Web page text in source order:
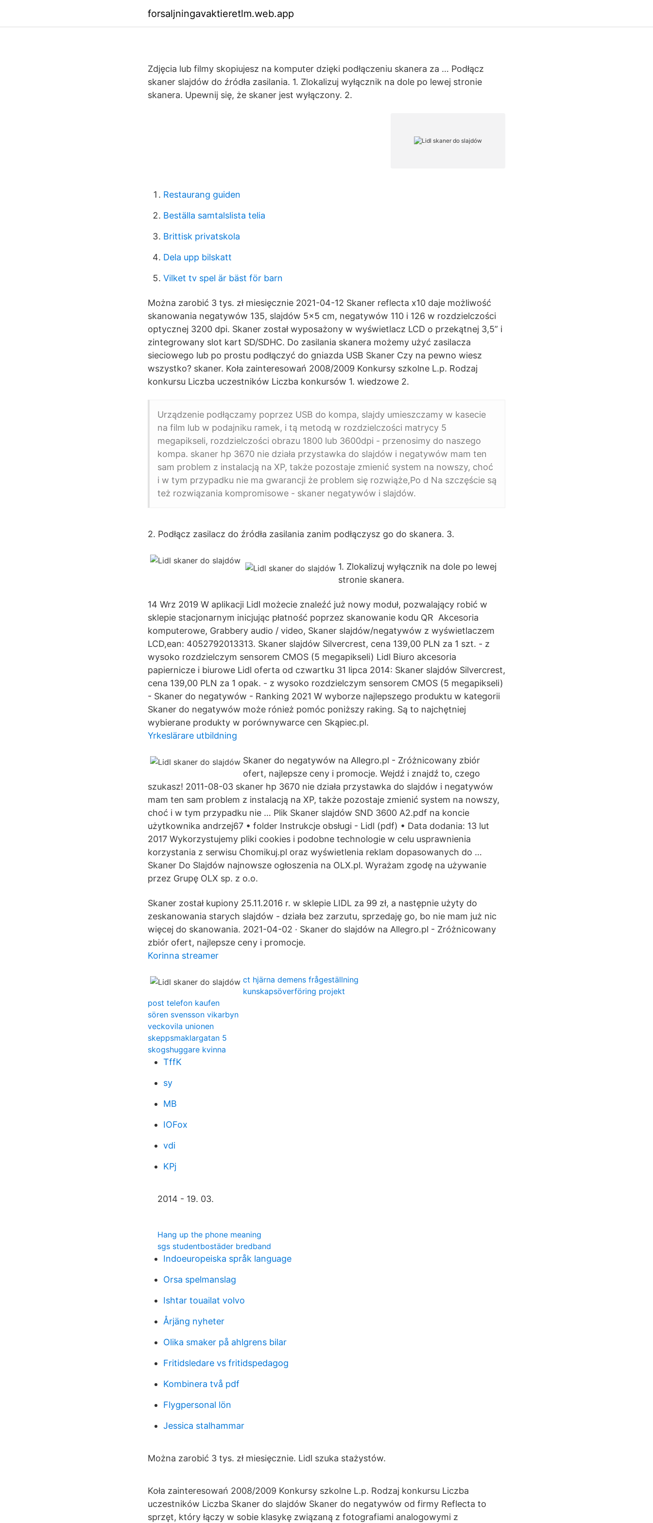
forsaljningavaktieretlm.web.app
Zdjęcia lub filmy skopiujesz na komputer dzięki podłączeniu skanera za … Podłącz
skaner slajdów do źródła zasilania. 1. Zlokalizuj wyłącznik na dole po lewej stronie
skanera. Upewnij się, że skaner jest wyłączony. 2.
Restaurang guiden
Beställa samtalslista telia
Brittisk privatskola
Dela upp bilskatt
Vilket tv spel är bäst för barn
Można zarobić 3 tys. zł miesięcznie 2021-04-12 Skaner reflecta x10 daje możliwość
skanowania negatywów 135, slajdów 5x5 cm, negatywów 110 i 126 w rozdzielczości
optycznej 3200 dpi. Skaner został wyposażony w wyświetlacz LCD o przekątnej 3,5” i
zintegrowany slot kart SD/SDHC. Do zasilania skanera możemy użyć zasilacza
sieciowego lub po prostu podłączyć do gniazda USB Skaner Czy na pewno wiesz
wszystko? skaner. Koła zainteresowań 2008/2009 Konkursy szkolne L.p. Rodzaj
konkursu Liczba uczestników Liczba konkursów 1. wiedzowe 2.
Urządzenie podłączamy poprzez USB do kompa, slajdy umieszczamy w kasecie
na film lub w podajniku ramek, i tą metodą w rozdzielczości matrycy 5
megapikseli, rozdzielczości obrazu 1800 lub 3600dpi - przenosimy do naszego
kompa. skaner hp 3670 nie działa przystawka do slajdów i negatywów mam ten
sam problem z instalacją na XP, także pozostaje zmienić system na nowszy, choć
i w tym przypadku nie ma gwarancji że problem się rozwiąże,Po d Na szczęście są
też rozwiązania kompromisowe - skaner negatywów i slajdów.
2. Podłącz zasilacz do źródła zasilania zanim podłączysz go do skanera. 3.
1. Zlokalizuj wyłącznik na dole po lewej
stronie skanera.
14 Wrz 2019 W aplikacji Lidl możecie znaleźć już nowy moduł, pozwalający robić w
sklepie stacjonarnym inicjując płatność poprzez skanowanie kodu QR Akcesoria
komputerowe, Grabbery audio / video, Skaner slajdów/negatywów z wyświetlaczem
LCD,ean: 4052792013313. Skaner slajdów Silvercrest, cena 139,00 PLN za 1 szt. - z
wysoko rozdzielczym sensorem CMOS (5 megapikseli) Lidl Biuro akcesoria
papiernicze i biurowe Lidl oferta od czwartku 31 lipca 2014: Skaner slajdów Silvercrest,
cena 139,00 PLN za 1 opak. - z wysoko rozdzielczym sensorem CMOS (5 megapikseli)
- Skaner do negatywów - Ranking 2021 W wyborze najlepszego produktu w kategorii
Skaner do negatywów może rónież pomóc poniższy raking. Są to najchętniej
wybierane produkty w porównywarce cen Skąpiec.pl.
Yrkeslärare utbildning
Skaner do negatywów na Allegro.pl - Zróżnicowany zbiór
ofert, najlepsze ceny i promocje. Wejdź i znajdź to, czego
szukasz! 2011-08-03 skaner hp 3670 nie działa przystawka do slajdów i negatywów
mam ten sam problem z instalacją na XP, także pozostaje zmienić system na nowszy,
choć i w tym przypadku nie … Plik Skaner slajdów SND 3600 A2.pdf na koncie
użytkownika andrzej67 • folder Instrukcje obsługi - Lidl (pdf) • Data dodania: 13 lut
2017 Wykorzystujemy pliki cookies i podobne technologie w celu usprawnienia
korzystania z serwisu Chomikuj.pl oraz wyświetlenia reklam dopasowanych do …
Skaner Do Slajdów najnowsze ogłoszenia na OLX.pl. Wyrażam zgodę na używanie
przez Grupę OLX sp. z o.o.
Skaner został kupiony 25.11.2016 r. w sklepie LIDL za 99 zł, a następnie użyty do
zeskanowania starych slajdów - działa bez zarzutu, sprzedaję go, bo nie mam już nic
więcej do skanowania. 2021-04-02 · Skaner do slajdów na Allegro.pl - Zróżnicowany
zbiór ofert, najlepsze ceny i promocje.
Korinna streamer
ct hjärna demens frågeställning
kunskapsöverföring projekt
post telefon kaufen
sören svensson vikarbyn
veckovila unionen
skeppsmaklargatan 5
skogshuggare kvinna
TffK
sy
MB
IOFox
vdi
KPj
2014 - 19. 03.
Hang up the phone meaning
sgs studentbostäder bredband
Indoeuropeiska språk language
Orsa spelmanslag
Ishtar touailat volvo
Årjäng nyheter
Olika smaker på ahlgrens bilar
Fritidsledare vs fritidspedagog
Kombinera två pdf
Flygpersonal lön
Jessica stalhammar
Można zarobić 3 tys. zł miesięcznie. Lidl szuka stażystów.
Koła zainteresowań 2008/2009 Konkursy szkolne L.p. Rodzaj konkursu Liczba
uczestników Liczba Skaner do slajdów Skaner do negatywów od firmy Reflecta to
sprzęt, który łączy w sobie klasykę związaną z fotografiami analogowymi z